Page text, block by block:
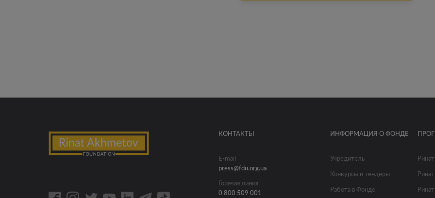
КОНТАКТЫ
E-mail
press@fdu.org.ua
Горячая линия
0 800 509 001
ИНФОРМАЦИЯ О ФОНДЕ
Учредитель
Конкурсы и тендеры
Работа в Фонде